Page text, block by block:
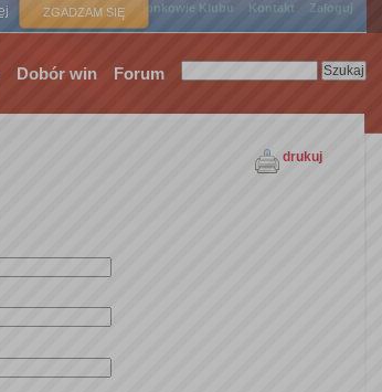
ZGADZAM SIĘ
Strona główna Członkowie Klubu Kontakt Zaloguj
Dobór win Forum
drukuj